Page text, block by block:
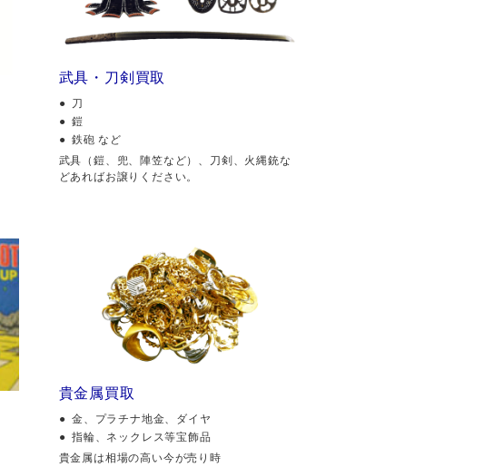
武具・刀剣買取
刀
鎧
鉄砲 など
武具（鎧、兜、陣笠など）、刀剣、火縄銃な
どあればお譲りください。
貴金属買取
金、プラチナ地金、ダイヤ
指輪、ネックレス等宝飾品
貴金属は相場の高い今が売り時